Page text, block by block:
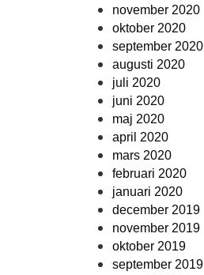
november 2020
oktober 2020
september 2020
augusti 2020
juli 2020
juni 2020
maj 2020
april 2020
mars 2020
februari 2020
januari 2020
december 2019
november 2019
oktober 2019
september 2019